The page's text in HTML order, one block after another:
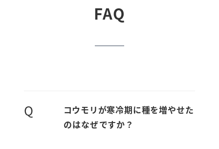
FAQ
Q
コウモリが寒冷期に種を増やせた
のはなぜですか？